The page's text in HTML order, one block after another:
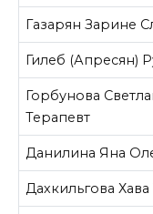
Газарян Зарине
Гилеб (Апресян)
Горбунова
Терапевт
Данилина Яна
Дахкильгова